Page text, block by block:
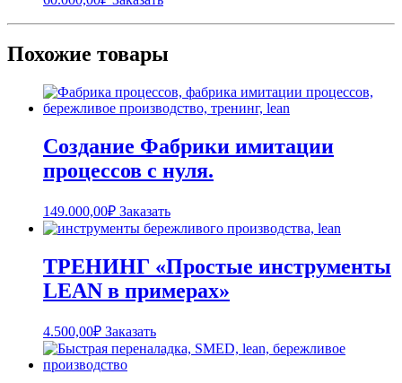
Похожие товары
Создание Фабрики имитации
процессов с нуля.
149.000,00₽ Заказать
ТРЕНИНГ «Простые инструменты
LEAN в примерах»
4.500,00₽ Заказать